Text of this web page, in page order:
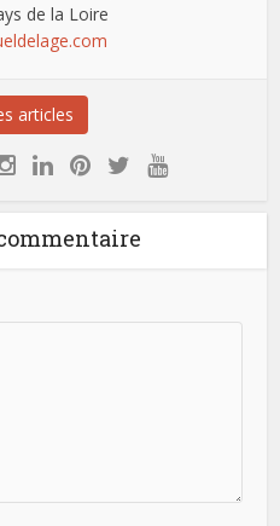
de la Loire
articles